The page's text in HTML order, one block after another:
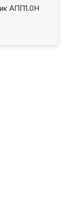
АПП1.0Н